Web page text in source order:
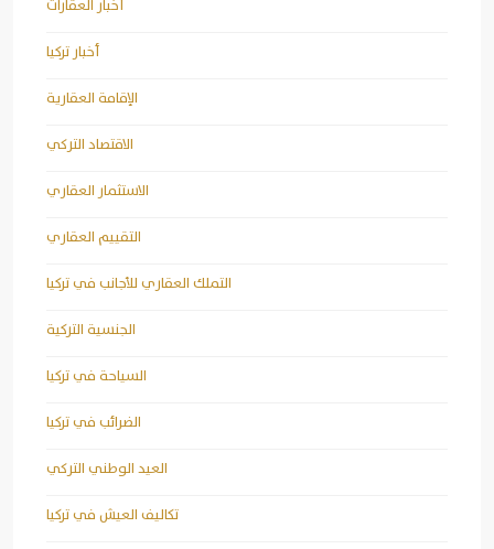
أخبار العقارات
أخبار تركيا
الإقامة العقارية
الاقتصاد التركي
الاستثمار العقاري
التقييم العقاري
التملك العقاري للأجانب في تركيا
الجنسية التركية
السياحة في تركيا
الضرائب في تركيا
العيد الوطني التركي
تكاليف العيش في تركيا